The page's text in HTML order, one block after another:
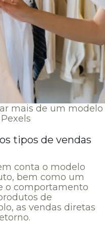
mais de um
tipos de vendas
conta o modelo
bem como um
o comportamento
de
as vendas diretas